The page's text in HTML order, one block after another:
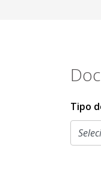
Tipo